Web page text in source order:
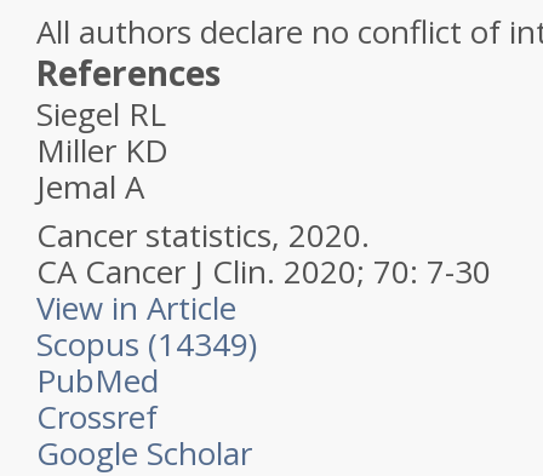
All authors declare no conflict of
References
Siegel RL
Miller KD
Jemal A
Cancer statistics, 2020.
CA Cancer J Clin. 2020; 70: 7-30
View in Article
Scopus (14349)
PubMed
Crossref
Google Scholar